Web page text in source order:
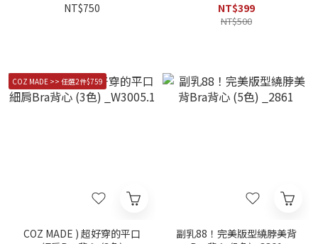
NT$750
NT$399
NT$500
COZ MADE >> 任選2件$759
COZ MADE ) 超好穿的平口
副乳88！完美版型繞脖美背